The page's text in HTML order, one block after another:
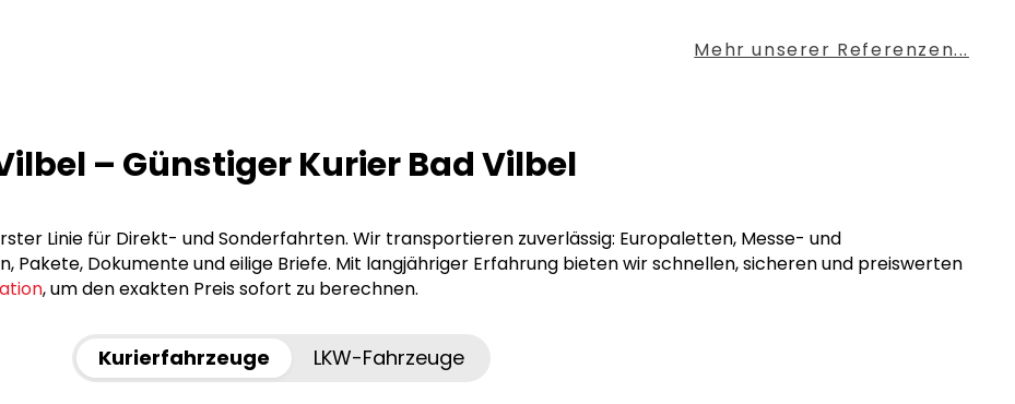
Mehr unserer Referenzen...
– Günstiger Kurier Bad Vilbel
Linie für Direkt- und Sonderfahrten. Wir transportieren zuverlässig: Europaletten, Messe- und
Pakete, Dokumente und eilige Briefe. Mit langjähriger Erfahrung bieten wir schnellen, sicheren und preiswerten
, um den exakten Preis sofort zu berechnen.
Kurierfahrzeuge LKW-Fahrzeuge